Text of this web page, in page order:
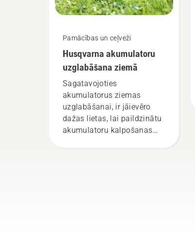
rokā turamo produktu
nodaļas vadītājs.
Pamācības un ceļveži
Husqvarna akumulatoru
uzglabāšana ziemā
Sagatavojoties
akumulatorus ziemas
uzglabāšanai, ir jāievēro
dažas lietas, lai paildzinātu
akumulatoru kalpošanas